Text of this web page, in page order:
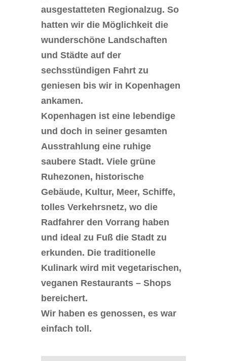
ausgestatteten Regionalzug. So
hatten wir die Möglichkeit die
wunderschöne Landschaften
und Städte auf der
sechsstündigen Fahrt zu
geniesen bis wir in Kopenhagen
ankamen.
Kopenhagen ist eine lebendige
und doch in seiner gesamten
Ausstrahlung eine ruhige
saubere Stadt. Viele grüne
Ruhezonen, historische
Gebäude, Kultur, Meer, Schiffe,
tolles Verkehrsnetz, wo die
Radfahrer den Vorrang haben
und ideal zu Fuß die Stadt zu
erkunden. Die traditionelle
Kulinark wird mit vegetarischen,
veganen Restaurants – Shops
bereichert.
Wir haben es genossen, es war
einfach toll.